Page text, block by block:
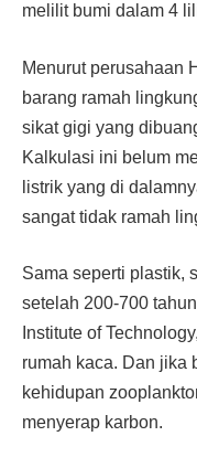
melilit bumi dalam 4
Menurut perusahaan
barang ramah
sikat gigi yang
Kalkulasi ini belum
listrik yang di
sangat tidak ramah
Sama seperti plastik,
setelah 200-700
Institute of
rumah kaca. Dan jika
kehidupan
menyerap karbon.